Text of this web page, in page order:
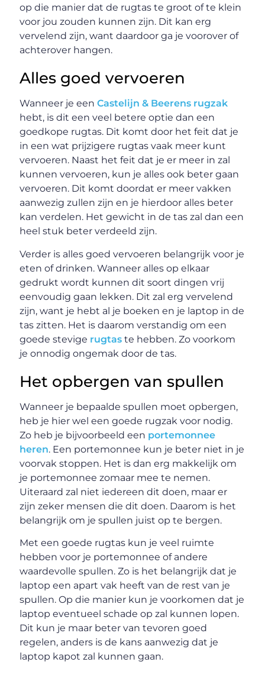
op die manier dat de rugtas te groot of te klein
voor jou zouden kunnen zijn. Dit kan erg
vervelend zijn, want daardoor ga je voorover of
achterover hangen.
Alles goed vervoeren
Wanneer je eenCastelijn & Beerens rugzak
hebt, is dit een veel betere optie dan een
goedkope rugtas. Dit komt door het feit dat je
in een wat prijzigere rugtas vaak meer kunt
vervoeren. Naast het feit dat je er meer in zal
kunnen vervoeren, kun je alles ook beter gaan
vervoeren. Dit komt doordat er meer vakken
aanwezig zullen zijn en je hierdoor alles beter
kan verdelen. Het gewicht in de tas zal dan een
heel stuk beter verdeeld zijn.
Verder is alles goed vervoeren belangrijk voor je
eten of drinken. Wanneer alles op elkaar
gedrukt wordt kunnen dit soort dingen vrij
eenvoudig gaan lekken. Dit zal erg vervelend
zijn, want je hebt al je boeken en je laptop in de
tas zitten. Het is daarom verstandig om een
goede stevige rugtas te hebben. Zo voorkom
je onnodig ongemak door de tas.
Het opbergen van spullen
Wanneer je bepaalde spullen moet opbergen,
heb je hier wel een goede rugzak voor nodig.
Zo heb je bijvoorbeeld een portemonnee
heren. Een portemonnee kun je beter niet in je
voorvak stoppen. Het is dan erg makkelijk om
je portemonnee zomaar mee te nemen.
Uiteraard zal niet iedereen dit doen, maar er
zijn zeker mensen die dit doen. Daarom is het
belangrijk om je spullen juist op te bergen.
Met een goede rugtas kun je veel ruimte
hebben voor je portemonnee of andere
waardevolle spullen. Zo is het belangrijk dat je
laptop een apart vak heeft van de rest van je
spullen. Op die manier kun je voorkomen dat je
laptop eventueel schade op zal kunnen lopen.
Dit kun je maar beter van tevoren goed
regelen, anders is de kans aanwezig dat je
laptop kapot zal kunnen gaan.